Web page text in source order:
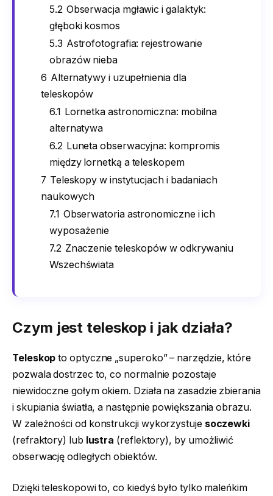
5.2 Obserwacja mgławic i galaktyk:
głęboki kosmos
5.3 Astrofotografia: rejestrowanie
obrazów nieba
6 Alternatywy i uzupełnienia dla
teleskopów
6.1
Lornetka astronomiczna: mobilna
alternatywa
6.2 Luneta obserwacyjna: kompromis
między lornetką a teleskopem
7 Teleskopy w instytucjach i badaniach
naukowych
7.1 Obserwatoria astronomiczne i ich
wyposażenie
7.2 Znaczenie teleskopów w odkrywaniu
Wszechświata
Czym jest teleskop i jak działa?
Teleskop to optyczne „superoko” – narzędzie, które
pozwala dostrzec to, co normalnie pozostaje
niewidoczne gołym okiem. Działa na zasadzie zbierania
i skupiania światła, a następnie powiększania obrazu.
W zależności od konstrukcji wykorzystuje soczewki
(refraktory) lub lustra (reflektory), by umożliwić
obserwację odległych obiektów.
Dzięki teleskopowi to, co kiedyś było tylko maleńkim